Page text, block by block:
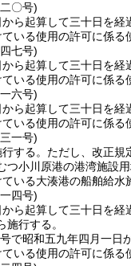
〇号)
ら起算して三十日を経
いる使用の許可に係る
七号)
ら起算して三十日を経
いる使用の許可に係る
六号)
ら起算して三十日を経
いる使用の許可に係る
一号)
する。 ただし、改正規
つ小川原港の港湾施設
いる大湊港の船舶給
四号)
ら起算して三十日を経
行する。
で昭和五九年四月一日
いる使用の許可に係る